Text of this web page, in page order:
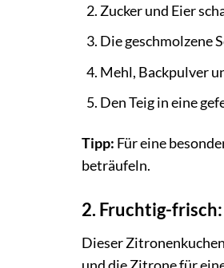
Zucker und Eier
Die geschmolzene
Mehl, Backpulver
Den Teig in eine
Tipp: Für eine
beträufeln.
2. Fruchtig-
Dieser